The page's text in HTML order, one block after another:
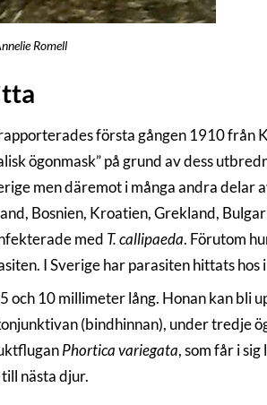
Romell
första gången 1910 från
ögonmask” på grund av dess
men däremot i många andra delar
Bosnien, Kroatien, Grekland,
med T. callipaeda. Förutom
I Sverige har parasiten hittats hos
och 10 millimeter lång. Honan kan bli
(bindhinnan), under tredje
Phortica variegata, som får i
nästa djur.